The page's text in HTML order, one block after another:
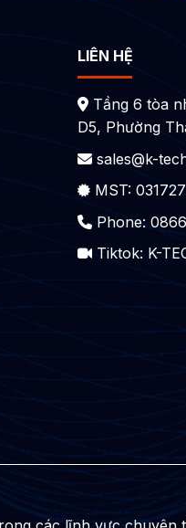
LIÊN HỆ
Tầng 6 tòa
D5, Phường
sales@k-
MST:
Phone:
Tiktok: K-